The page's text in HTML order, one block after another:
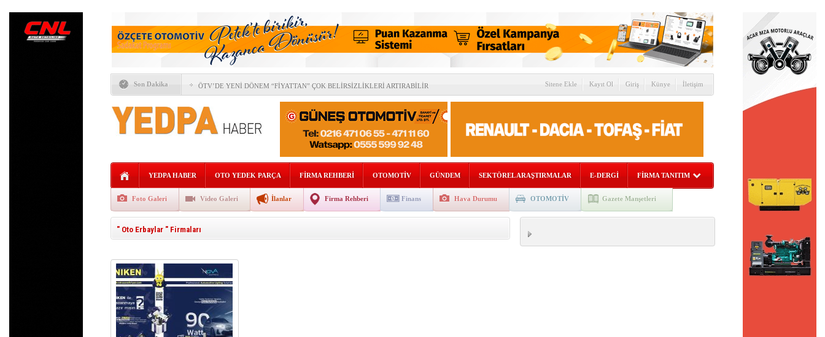
Son Dakika
YEDPA HABER TEMMUZ & AĞUSTOS 2026 SAYISI YAYINDA!
ÖTV’DE YENİ DÖNEM “FİYATTAN” ÇOK BELİRSİZLİKLERİ ARTIRABİLİR
İTO SEÇİMLERİNDE OTOMOTİV SEKTÖRÜNDEN BİRLİK MESAJI
YAPAY ZEKÂ OTOMOTİVDE “RAFLARA KADAR” İNDİ!
FORD VE GEELY AUTO’DAN AVRUPA’DA STRATEJİK ORTAKLIK!
ALLİANZ TRADE: KÜRESEL BÜYÜME %2,5’E GERİLEYEBİLİR
AVRUPA’NIN REKABETÇİLİĞİNDE TÜRKİYE’NİN KRİTİK ROLÜ
Sitene Ekle Kayıt Ol Giriş Künye İletişim
YEDPA HABER OTO YEDEK PARÇA FİRMA REHBERİ OTOMOTİV GÜNDEM SEKTÖREL ARAŞTIRMALAR E-DERGİ FİRMA TANITIM
Foto Galeri Video Galeri İlanlar Firma Rehberi Finans Hava Durumu OTOMOTİV Gazete Manşetleri
" Oto Erbaylar " Firmaları